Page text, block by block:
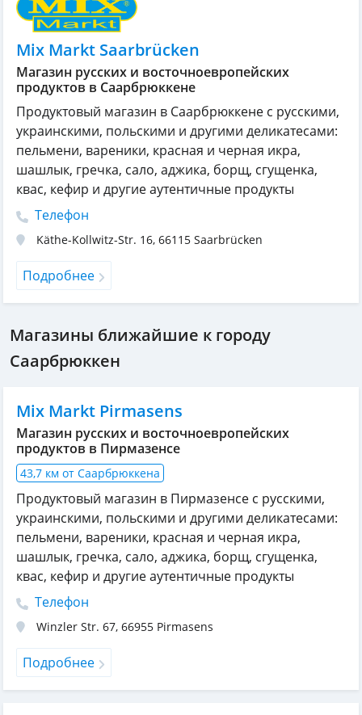
Mix Markt Saarbrücken
Магазин русских и восточноевропейских
продуктов в Саарбрюккене
Продуктовый магазин в Саарбрюккене с русскими,
украинскими, польскими и другими деликатесами:
пельмени, вареники, красная и черная икра,
шашлык, гречка, сало, аджика, борщ, сгущенка,
квас, кефир и другие аутентичные продукты
Телефон
Käthe-Kollwitz-Str. 16, 66115 Saarbrücken
Подробнее
Магазины ближайшие к городу
Саарбрюккен
Mix Markt Pirmasens
Магазин русских и восточноевропейских
продуктов в Пирмазенсе
43,7 км от Саарбрюккена
Продуктовый магазин в Пирмазенсе с русскими,
украинскими, польскими и другими деликатесами:
пельмени, вареники, красная и черная икра,
шашлык, гречка, сало, аджика, борщ, сгущенка,
квас, кефир и другие аутентичные продукты
Телефон
Winzler Str. 67, 66955 Pirmasens
Подробнее